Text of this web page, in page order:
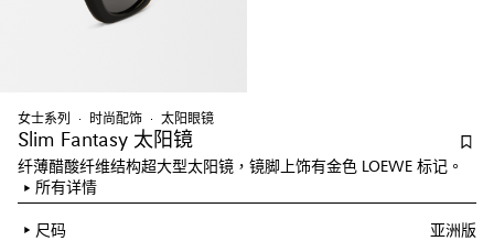
女士系列 时尚配饰 太阳眼镜
Slim Fantasy 太阳镜
纤薄醋酸纤维结构超大型太阳镜，镜脚上饰有金色 LOEWE 标记。
所有详情
尺码 亚洲版